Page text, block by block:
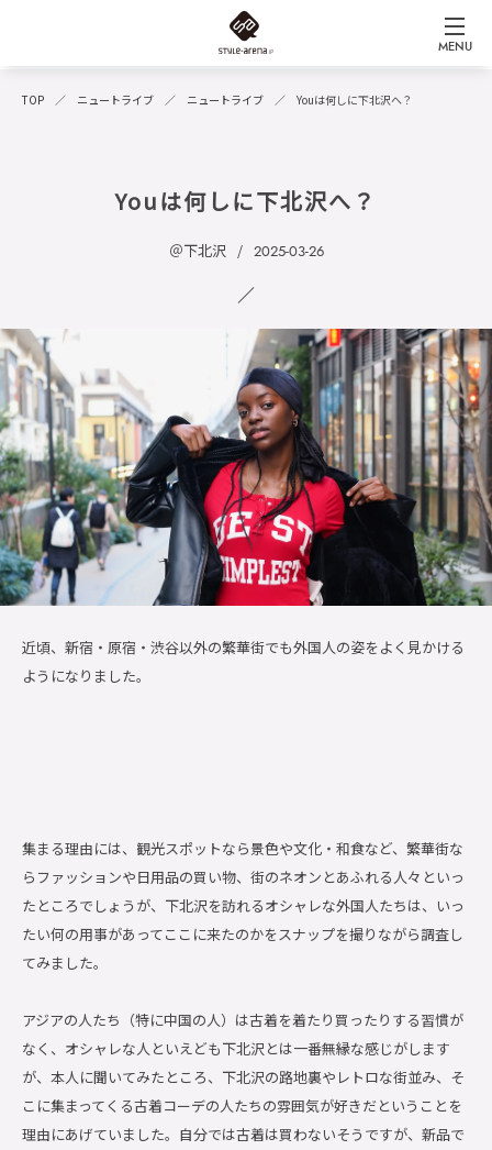
MENU
TOP ニュートライブ ニュートライブ Youは何しに下北沢へ？
Youは何しに下北沢へ？
＠下北沢 2025-03-26
近頃、新宿・原宿・渋谷以外の繁華街でも外国人の姿をよく見かける
ようになりました。
集まる理由には、観光スポットなら景色や文化・和食など、繁華街な
らファッションや日用品の買い物、街のネオンとあふれる人々といっ
たところでしょうが、下北沢を訪れるオシャレな外国人たちは、いっ
たい何の用事があってここに来たのかをスナップを撮りながら調査し
てみました。
アジアの人たち（特に中国の人）は古着を着たり買ったりする習慣が
なく、オシャレな人といえども下北沢とは一番無縁な感じがします
が、本人に聞いてみたところ、下北沢の路地裏やレトロな街並み、そ
こに集まってくる古着コーデの人たちの雰囲気が好きだということを
理由にあげていました。自分では古着は買わないそうですが、新品で